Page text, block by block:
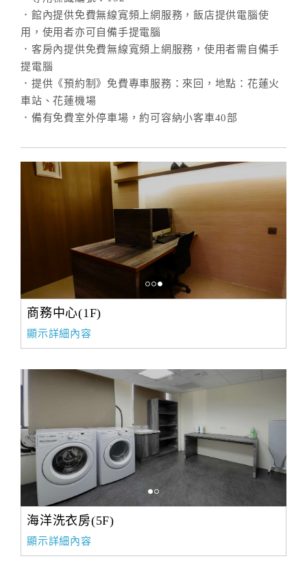
合
作
提
案
合
作
旅
計
宣
傳
．館內提供免費無線寬頻上網服務，飯店提供電腦使
用，使用者亦可自備手提電腦
．客房內提供免費無線寬頻上網服務，使用者需自備手
提電腦
．提供《預約制》免費專車服務：來回，地點：花蓮火
車站、花蓮機場
．備有免費室外停車場，約可容納小客車40部
商務中心(1F)
顯示詳細內容
海洋洗衣房(5F)
顯示詳細內容